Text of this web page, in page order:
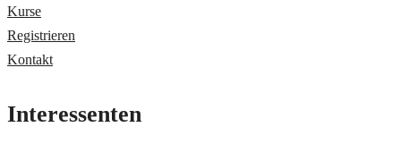
Kurse
Registrieren
Kontakt
Interessenten